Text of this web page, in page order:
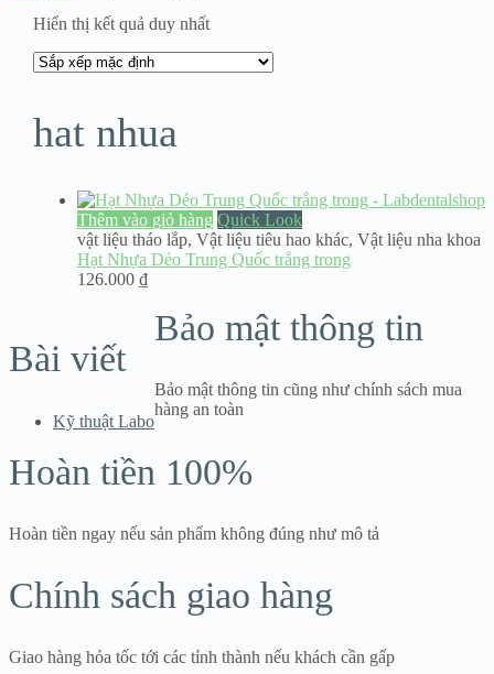
Hiển thị kết quả duy nhất
hat nhua
Thêm vào giỏ hàng Quick Look
vật liệu tháo lắp, Vật liệu tiêu hao khác, Vật liệu nha khoa
Hạt Nhựa Dẻo Trung Quốc trắng trong
126.000 ₫
Bài viết
Kỹ thuật Labo
Bảo mật thông tin
Bảo mật thông tin cũng như chính sách mua
hàng an toàn
Hoàn tiền 100%
Hoàn tiền ngay nếu sản phẩm không đúng như mô tả
Chính sách giao hàng
Giao hàng hỏa tốc tới các tỉnh thành nếu khách cần gấp